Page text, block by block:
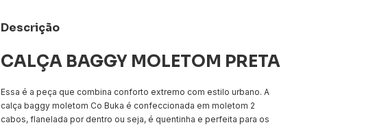
Descrição
CALÇA BAGGY MOLETOM PRETA
Essa é a peça que combina conforto extremo com estilo urbano. A
calça baggy moletom Co Buka é confeccionada em moletom 2
cabos, flanelada por dentro ou seja, é quentinha e perfeita para os